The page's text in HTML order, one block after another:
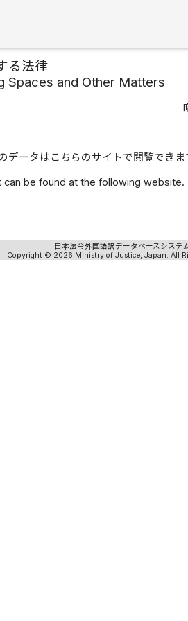
る法律
Spaces and Other Matters
データはこちらのサイトで閲覧できま
be found at the following website.
日本法令外国語訳データベースシステ
Copyright © 2026 Ministry of Justice, Japan. All